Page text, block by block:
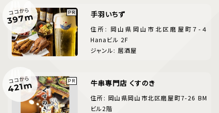
ココから
397m 手羽いちず
住所: 岡山県岡山市北区磨屋町７-４
Hanaビル 2F
ジャンル: 居酒屋
ココから
421m 牛串専門店 くすのき
住所: 岡山県岡山市北区磨屋町7-26 BM
ビル2階